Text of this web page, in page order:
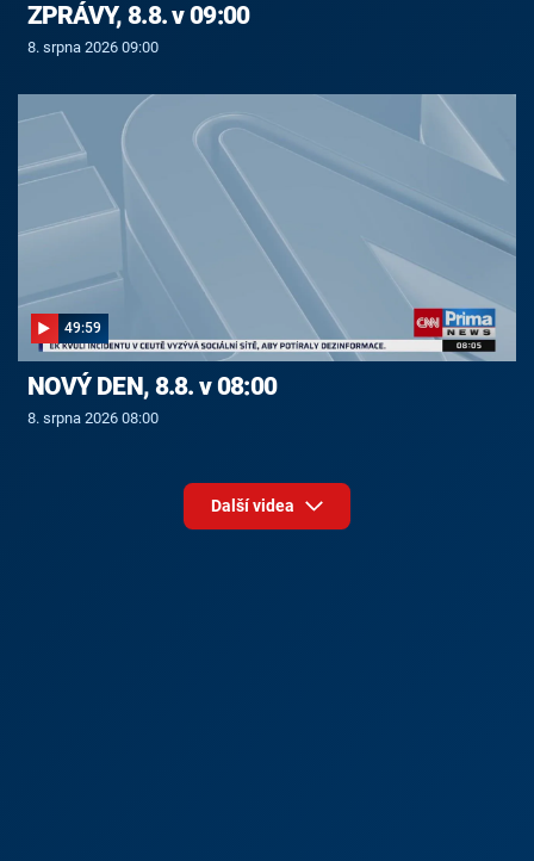
ZPRÁVY, 8.8. v 09:00
8. srpna 2026 09:00
49:59
NOVÝ DEN, 8.8. v 08:00
8. srpna 2026 08:00
Další videa